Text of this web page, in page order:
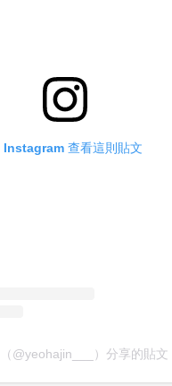
Instagram 查看這則貼文
@yeohajin___）分享的貼文